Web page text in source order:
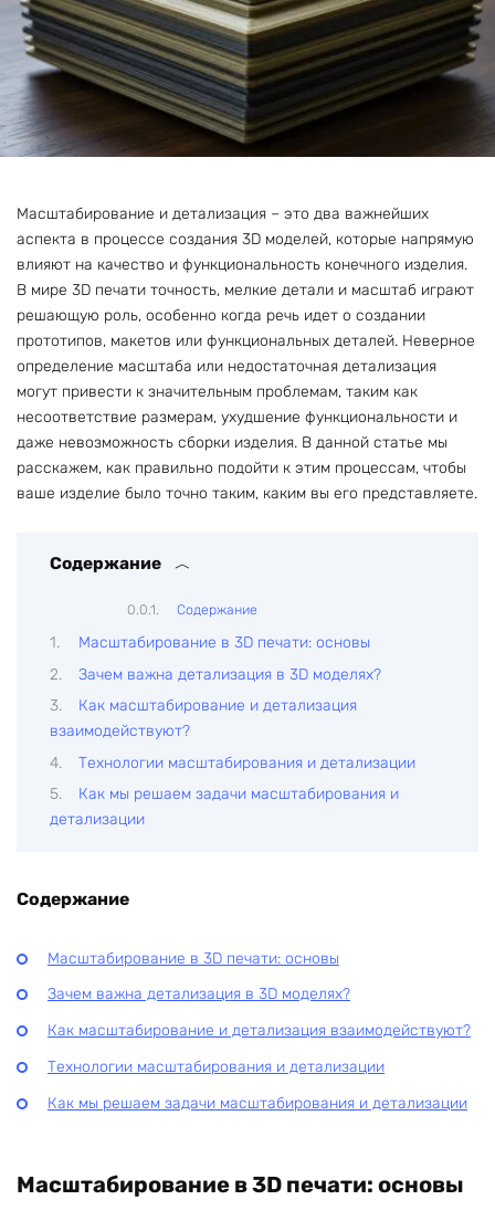
Масштабирование и детализация – это два важнейших
аспекта в процессе создания 3D моделей, которые напрямую
влияют на качество и функциональность конечного изделия.
В мире 3D печати точность, мелкие детали и масштаб играют
решающую роль, особенно когда речь идет о создании
прототипов, макетов или функциональных деталей. Неверное
определение масштаба или недостаточная детализация
могут привести к значительным проблемам, таким как
несоответствие размерам, ухудшение функциональности и
даже невозможность сборки изделия. В данной статье мы
расскажем, как правильно подойти к этим процессам, чтобы
ваше изделие было точно таким, каким вы его представляете.
Содержание
Содержание
Масштабирование в 3D печати: основы
Зачем важна детализация в 3D моделях?
Как масштабирование и детализация
взаимодействуют?
Технологии масштабирования и детализации
Как мы решаем задачи масштабирования и
детализации
Содержание
Масштабирование в 3D печати: основы
Зачем важна детализация в 3D моделях?
Как масштабирование и детализация взаимодействуют?
Технологии масштабирования и детализации
Как мы решаем задачи масштабирования и детализации
Масштабирование в 3D печати: основы